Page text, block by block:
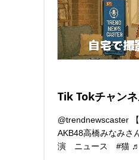
Tik Tokチャン
@trendnewscaster
AKB48高橋みなみさ
演 ニュース#猫